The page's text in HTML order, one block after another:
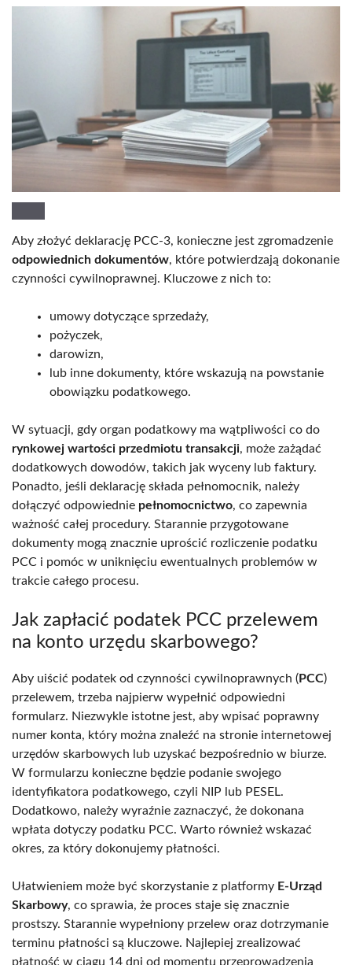
Aby złożyć deklarację PCC-3, konieczne jest zgromadzenie
odpowiednich dokumentów, które potwierdzają dokonanie
czynności cywilnoprawnej. Kluczowe z nich to:
umowy dotyczące sprzedaży,
pożyczek,
darowizn,
lub inne dokumenty, które wskazują na powstanie
obowiązku podatkowego.
W sytuacji, gdy organ podatkowy ma wątpliwości co do
rynkowej wartości przedmiotu transakcji, może zażądać
dodatkowych dowodów, takich jak wyceny lub faktury.
Ponadto, jeśli deklarację składa pełnomocnik, należy
dołączyć odpowiednie pełnomocnictwo, co zapewnia
ważność całej procedury. Starannie przygotowane
dokumenty mogą znacznie uprościć rozliczenie podatku
PCC i pomóc w uniknięciu ewentualnych problemów w
trakcie całego procesu.
Jak zapłacić podatek PCC przelewem
na konto urzędu skarbowego?
Aby uiścić podatek od czynności cywilnoprawnych (PCC)
przelewem, trzeba najpierw wypełnić odpowiedni
formularz. Niezwykle istotne jest, aby wpisać poprawny
numer konta, który można znaleźć na stronie internetowej
urzędów skarbowych lub uzyskać bezpośrednio w biurze.
W formularzu konieczne będzie podanie swojego
identyfikatora podatkowego, czyli NIP lub PESEL.
Dodatkowo, należy wyraźnie zaznaczyć, że dokonana
wpłata dotyczy podatku PCC. Warto również wskazać
okres, za który dokonujemy płatności.
Ułatwieniem może być skorzystanie z platformy E-Urząd
Skarbowy, co sprawia, że proces staje się znacznie
prostszy. Starannie wypełniony przelew oraz dotrzymanie
terminu płatności są kluczowe. Najlepiej zrealizować
płatność w ciągu 14 dni od momentu przeprowadzenia